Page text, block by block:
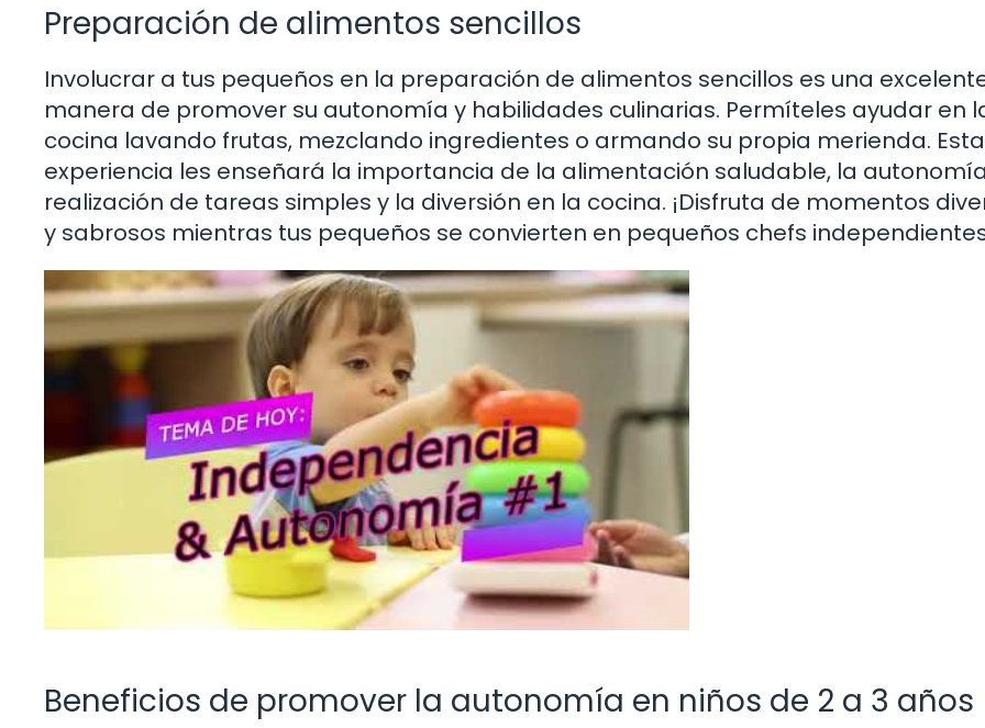
Preparación de alimentos sencillos
Involucrar a tus pequeños en la preparación de alimentos sencillos es una
manera de promover su autonomía y habilidades culinarias. Permíteles ayudar en
cocina lavando frutas, mezclando ingredientes o armando su propia merienda. Esta
experiencia les enseñará la importancia de la alimentación saludable, la
realización de tareas simples y la diversión en la cocina. ¡Disfruta de momentos
y sabrosos mientras tus pequeños se convierten en pequeños chefs
Beneficios de promover la autonomía en niños de 2 a 3 años